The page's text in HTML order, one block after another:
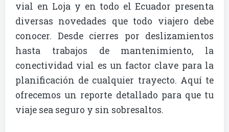
vial en Loja y en todo el Ecuador presenta
diversas novedades que todo viajero debe
conocer. Desde cierres por deslizamientos
hasta trabajos de mantenimiento, la
conectividad vial es un factor clave para la
planificación de cualquier trayecto. Aquí te
ofrecemos un reporte detallado para que tu
viaje sea seguro y sin sobresaltos.